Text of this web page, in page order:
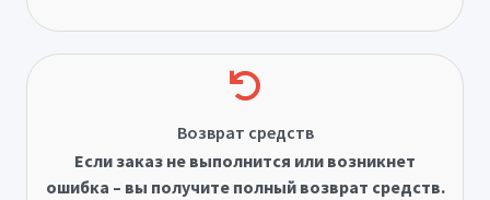
Возврат средств
Если заказ не выполнится или возникнет
ошибка – вы получите полный возврат средств.